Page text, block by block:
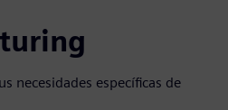
necesidades específicas de